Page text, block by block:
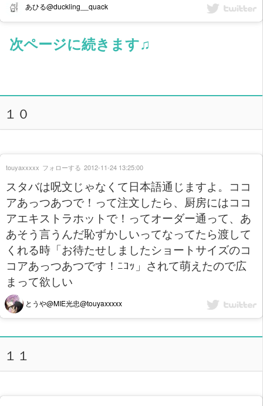
あひる@duckling__quack
次ページに続きます♫
１０
スタバは呪文じゃなくて日本語通じますよ。ココ
アあっつあつで！って注文したら、厨房にはココ
アエキストラホットで！ってオーダー通って、あ
あそう言うんだ恥ずかしいってなってたら渡して
くれる時「お待たせしましたショートサイズのコ
コアあっつあつです！ﾆｺｯ」されて萌えたので広
まって欲しい
とうや@MIE光忠@touyaxxxxx
touyaxxxxx フォローする 2012-11-24 13:25:00
１１